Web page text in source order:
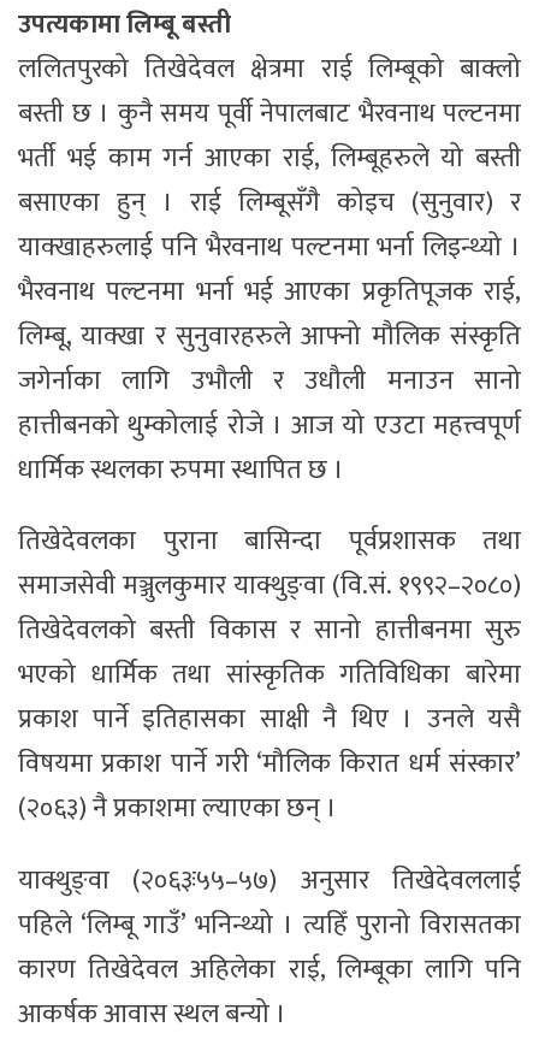
उपत्यकामा लिम्बू बस्ती
ललितपुरको तिखेदेवल क्षेत्रमा राई लिम्बूको बाक्लो
बस्ती छ । कुनै समय पूर्वी नेपालबाट भैरवनाथ पल्टनमा
भर्ती भई काम गर्न आएका राई, लिम्बूहरुले यो बस्ती
बसाएका हुन् । राई लिम्बूसँगै कोइच (सुनुवार) र
याक्खाहरुलाई पनि भैरवनाथ पल्टनमा भर्ना लिइन्थ्यो ।
भैरवनाथ पल्टनमा भर्ना भई आएका प्रकृतिपूजक राई,
लिम्बू, याक्खा र सुनुवारहरुले आफ्नो मौलिक संस्कृति
जगेर्नाका लागि उभौली र उधौली मनाउन सानो
हात्तीबनको थुम्कोलाई रोजे । आज यो एउटा महत्त्वपूर्ण
धार्मिक स्थलका रुपमा स्थापित छ ।
तिखेदेवलका पुराना बासिन्दा पूर्वप्रशासक तथा
समाजसेवी मञ्जुलकुमार याक्थुङ्वा (वि.सं. १९९२–२०८०)
तिखेदेवलको बस्ती विकास र सानो हात्तीबनमा सुरु
भएको धार्मिक तथा सांस्कृतिक गतिविधिका बारेमा
प्रकाश पार्ने इतिहासका साक्षी नै थिए । उनले यसै
विषयमा प्रकाश पार्ने गरी ‘मौलिक किरात धर्म संस्कार’
(२०६३) नै प्रकाशमा ल्याएका छन् ।
याक्थुङ्वा (२०६३ः५५–५७) अनुसार तिखेदेवललाई
पहिले ‘लिम्बू गाउँ’ भनिन्थ्यो । त्यहिँ पुरानो विरासतका
कारण तिखेदेवल अहिलेका राई, लिम्बूका लागि पनि
आकर्षक आवास स्थल बन्यो ।